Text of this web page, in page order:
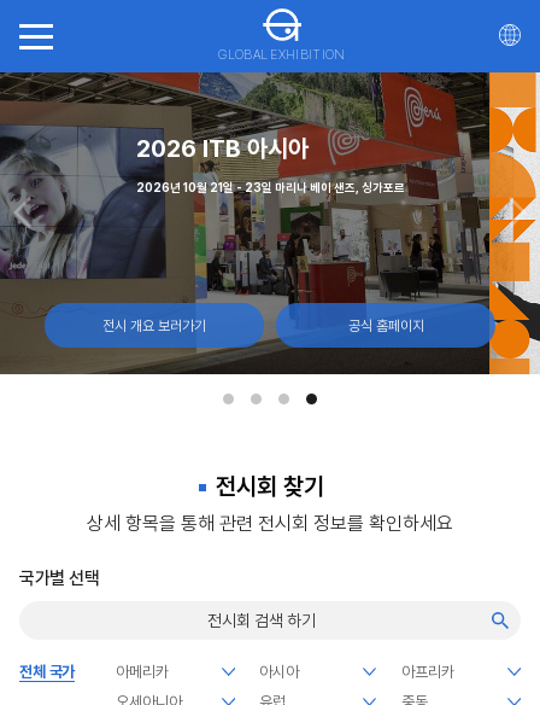
GLOBAL EXHIBITION
회(ITTS)
리올 캐나다
전시 개요 보러가기 공식 홈페이지
스
일, 라스베이거스 컨벤션 센터
전시 개요 보러가기 공식 홈페이지
캐나다 토론토, 엑시비션 플레이스
전시 개요 보러가기 공식 홈페이지
2026 ITB 아시아
2026년 10월 21일 - 23일 마리나 베이 샌즈, 싱가포르
전시 개요 보러가기 공식 홈페이지
전시회 찾기
상세 항목을 통해 관련 전시회 정보를 확인하세요
국가별 선택
전체 국가